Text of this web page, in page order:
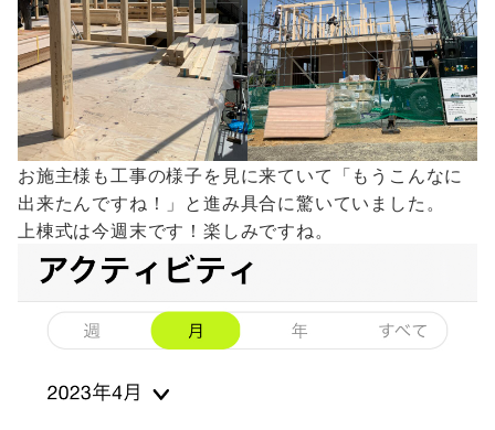
お施主様も工事の様子を見に来ていて「もうこんなに
出来たんですね！」と進み具合に驚いていました。
上棟式は今週末です！楽しみですね。